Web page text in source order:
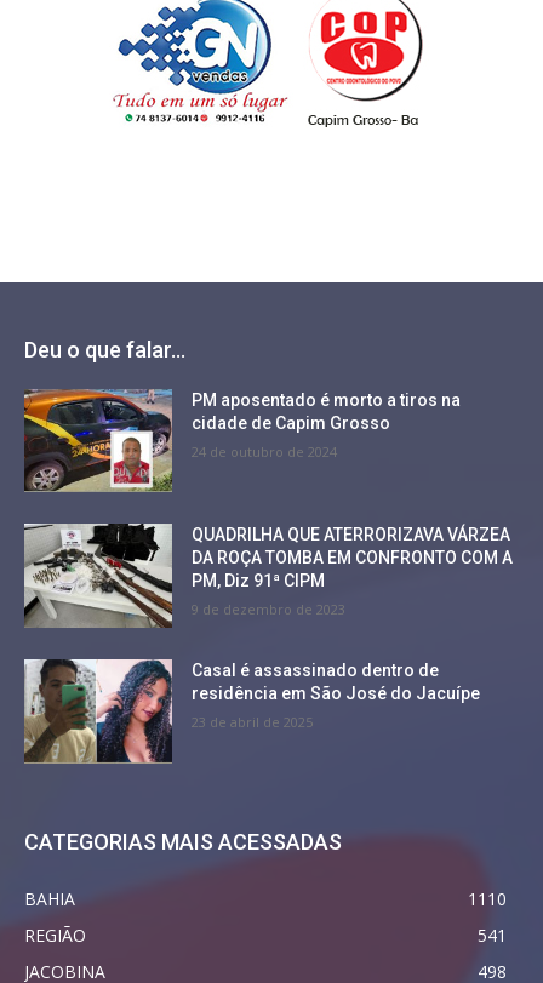
Deu o que falar...
PM aposentado é morto a tiros na
cidade de Capim Grosso
24 de outubro de 2024
QUADRILHA QUE ATERRORIZAVA VÁRZEA
DA ROÇA TOMBA EM CONFRONTO COM A
PM, Diz 91ª CIPM
9 de dezembro de 2023
Casal é assassinado dentro de
residência em São José do Jacuípe
23 de abril de 2025
CATEGORIAS MAIS ACESSADAS
BAHIA
1110
REGIÃO
541
JACOBINA
498